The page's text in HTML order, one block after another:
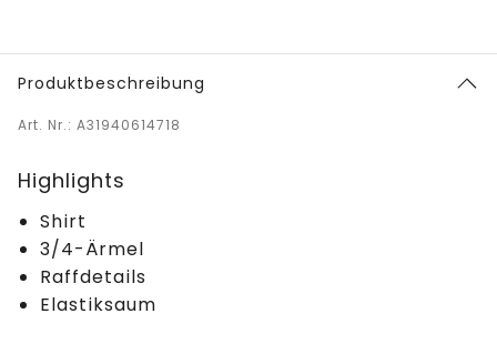
Produktbeschreibung
Art. Nr.: A31940614718
Highlights
Shirt
3/4-Ärmel
Raffdetails
Elastiksaum